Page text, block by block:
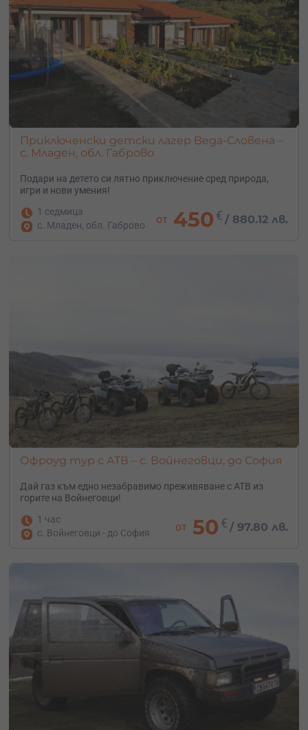
Приключенски детски лагер Веда-Словена –
с. Младен, обл. Габрово
Подари на детето си лятно приключение сред природа,
игри и нови умения!
1 седмица
с. Младен, обл. Габрово
от 450 € /880.12 лв.
Офроуд тур с АТВ – с. Войнеговци, до София
Дай газ към едно незабравимо преживяване с АТВ из
горите на Войнеговци!
1 час
с. Войнеговци - до София
от 50 € / 97.80 лв.